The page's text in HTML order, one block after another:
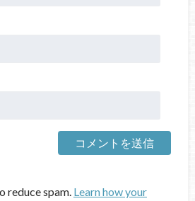
reduce spam. Learn how your